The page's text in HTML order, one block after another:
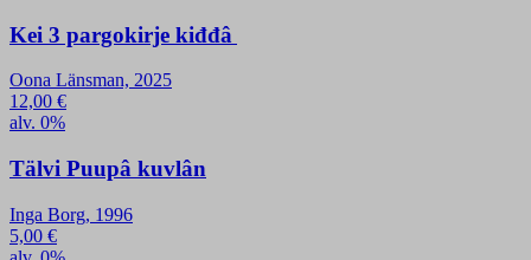
Kei 3 pargokirje kiđđâ
Oona Länsman, 2025
12,00 €
alv. 0%
Tälvi Puupâ kuvlân
Inga Borg, 1996
5,00 €